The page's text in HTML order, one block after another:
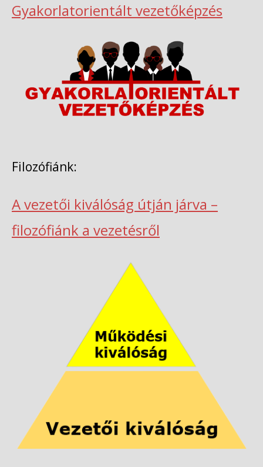
Gyakorlatorientált vezetőképzés
Filozófiánk:
A vezetői kiválóság útján járva –
filozófiánk a vezetésről